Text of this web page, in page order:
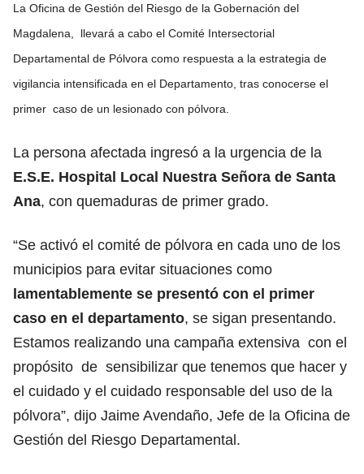
La Oficina de Gestión del Riesgo de la Gobernación del
Magdalena, llevará a cabo el Comité Intersectorial
Departamental de Pólvora como respuesta a la estrategia de
vigilancia intensificada en el Departamento, tras conocerse el
primer caso de un lesionado con pólvora.
La persona afectada ingresó a la urgencia de la
E.S.E. Hospital Local Nuestra Señora de Santa
Ana, con quemaduras de primer grado.
“Se activó el comité de pólvora en cada uno de los
municipios para evitar situaciones como
lamentablemente se presentó con el primer
caso en el departamento, se sigan presentando.
Estamos realizando una campaña extensiva con el
propósito de sensibilizar que tenemos que hacer y
el cuidado y el cuidado responsable del uso de la
pólvora”, dijo Jaime Avendaño, Jefe de la Oficina de
Gestión del Riesgo Departamental.